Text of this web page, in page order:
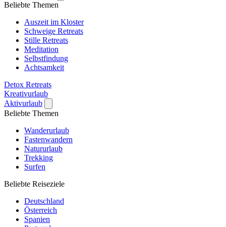
Beliebte Themen
Auszeit im Kloster
Schweige Retreats
Stille Retreats
Meditation
Selbstfindung
Achtsamkeit
Detox Retreats
Kreativurlaub
Aktivurlaub
Beliebte Themen
Wanderurlaub
Fastenwandern
Natururlaub
Trekking
Surfen
Beliebte Reiseziele
Deutschland
Österreich
Spanien